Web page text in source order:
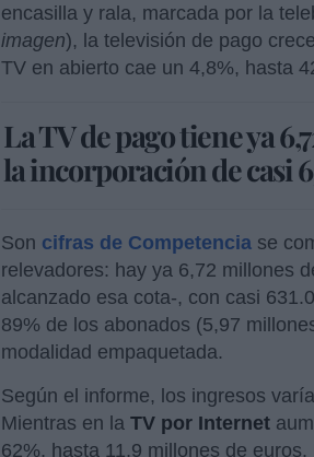
encasilla y rala, marcada por la
imagen), la televisión de pago
TV en abierto cae un 4,8%, hasta
La TV de pago tiene ya
la incorporación de casi
Son cifras de Competencia se
relevadores: hay ya 6,72 millones
alcanzado esa cota-, con casi
89% de los abonados (5,97
modalidad empaquetada.
Según el informe, los ingresos
Mientras en la TV por Internet
62%, hasta 11,9 millones de